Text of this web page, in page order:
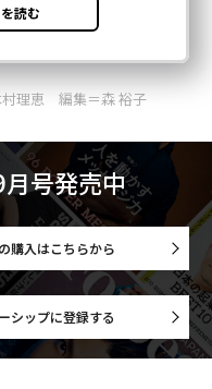
理恵 編集＝森 裕子
号発売中
購入はこちらから
シップに登録する